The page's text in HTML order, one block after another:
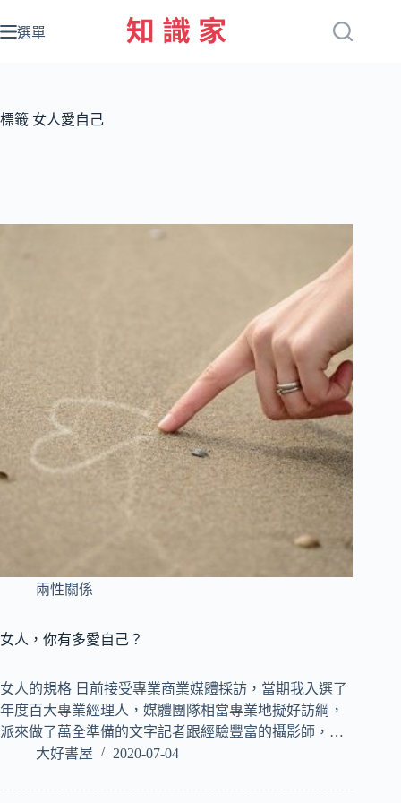
至
容
選單
標籤 女人愛自己
兩性關係
女人，你有多愛自己？
女人的規格 日前接受專業商業媒體採訪，當期我入選了
年度百大專業經理人，媒體團隊相當專業地擬好訪綱，
派來做了萬全準備的文字記者跟經驗豐富的攝影師，…
大好書屋
2020-07-04